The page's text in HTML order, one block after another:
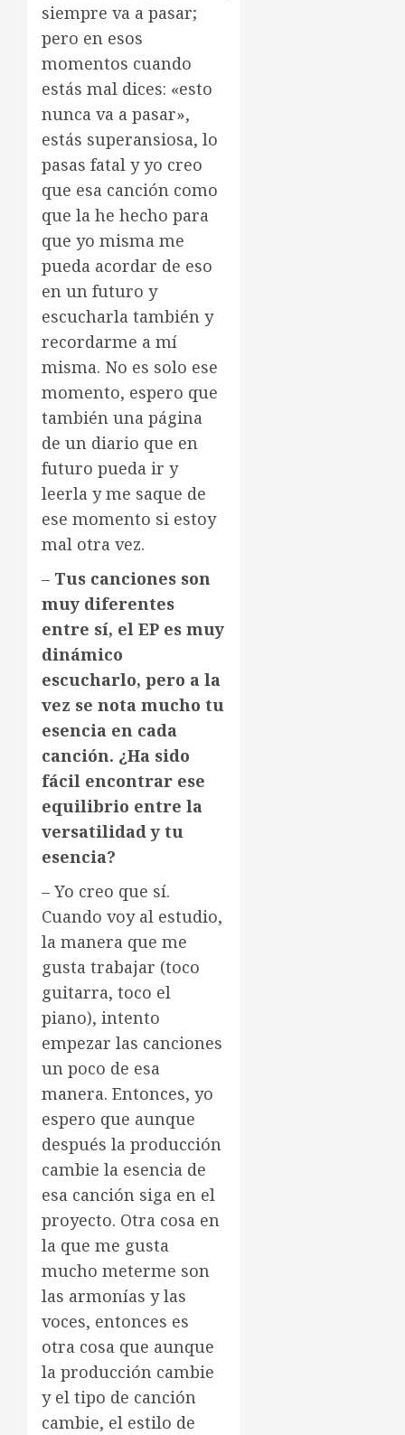
siempre va a pasar;
pero en esos
momentos cuando
estás mal dices: «esto
nunca va a pasar»,
estás superansiosa, lo
pasas fatal y yo creo
que esa canción como
que la he hecho para
que yo misma me
pueda acordar de eso
en un futuro y
escucharla también y
recordarme a mí
misma. No es solo ese
momento, espero que
también una página
de un diario que en
futuro pueda ir y
leerla y me saque de
ese momento si estoy
mal otra vez.
– Tus canciones son
muy diferentes
entre sí, el EP es muy
dinámico
escucharlo, pero a la
vez se nota mucho tu
esencia en cada
canción. ¿Ha sido
fácil encontrar ese
equilibrio entre la
versatilidad y tu
esencia?
– Yo creo que sí.
Cuando voy al estudio,
la manera que me
gusta trabajar (toco
guitarra, toco el
piano), intento
empezar las canciones
un poco de esa
manera. Entonces, yo
espero que aunque
después la producción
cambie la esencia de
esa canción siga en el
proyecto. Otra cosa en
la que me gusta
mucho meterme son
las armonías y las
voces, entonces es
otra cosa que aunque
la producción cambie
y el tipo de canción
cambie, el estilo de